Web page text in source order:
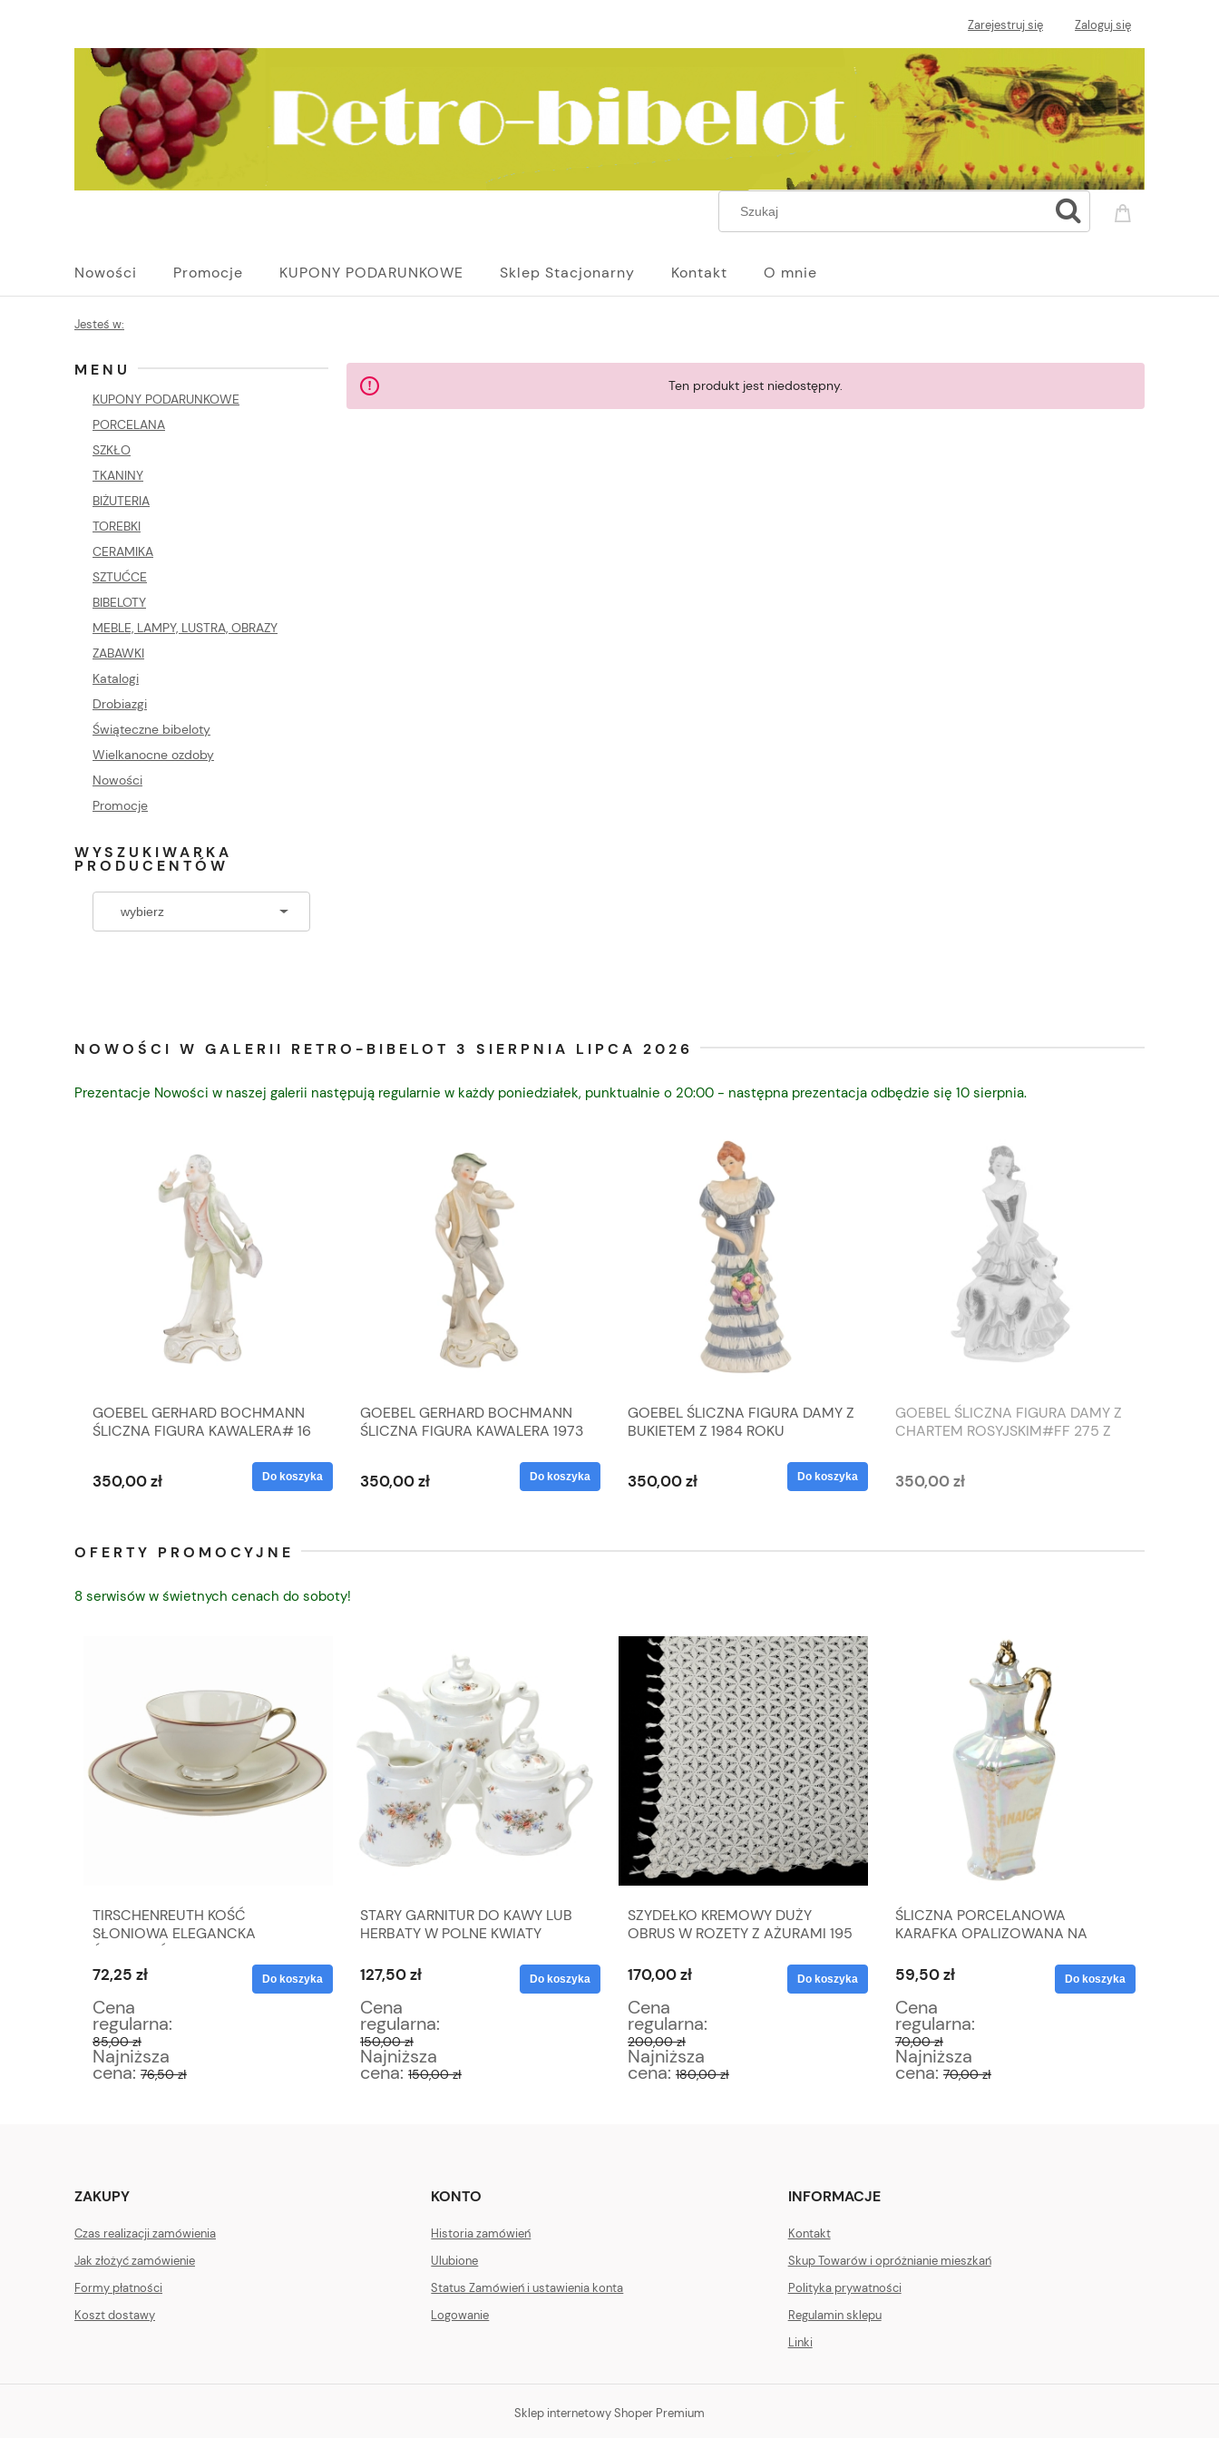
Zarejestruj się Zaloguj się
Nowości Promocje KUPONY PODARUNKOWE Sklep Stacjonarny Kontakt O mnie
Jesteś w:
MENU
KUPONY PODARUNKOWE
PORCELANA
SZKŁO
TKANINY
BIŻUTERIA
TOREBKI
CERAMIKA
SZTUĆCE
BIBELOTY
MEBLE, LAMPY, LUSTRA, OBRAZY
ZABAWKI
Katalogi
Drobiazgi
Świąteczne bibeloty
Wielkanocne ozdoby
Nowości
Promocje
WYSZUKIWARKA
PRODUCENTÓW
Ten produkt jest niedostępny.
NOWOŚCI W GALERII RETRO-BIBELOT 3 SIERPNIA LIPCA 2026
Prezentacje Nowości w naszej galerii następują regularnie w każdy poniedziałek, punktualnie o 20:00 - następna prezentacja odbędzie się 10 sierpnia.
GOEBEL GERHARD BOCHMANN
ŚLICZNA FIGURA KAWALERA# 16
350,00 zł Do koszyka
GOEBEL GERHARD BOCHMANN
ŚLICZNA FIGURA KAWALERA 1973
350,00 zł Do koszyka
GOEBEL ŚLICZNA FIGURA DAMY Z
BUKIETEM Z 1984 ROKU
350,00 zł Do koszyka
GOEBEL ŚLICZNA FIGURA DAMY Z
CHARTEM ROSYJSKIM#FF 275 Z
350,00 zł
OFERTY PROMOCYJNE
8 serwisów w świetnych cenach do soboty!
TIRSCHENREUTH KOŚĆ
SŁONIOWA ELEGANCKA
ŚNIADANIÓWKA
72,25 zł
Cena
regularna:
85,00 zł
Najniższa
cena: 76,50 zł
Do koszyka
STARY GARNITUR DO KAWY LUB
HERBATY W POLNE KWIATY
127,50 zł
Cena
regularna:
150,00 zł
Najniższa
cena: 150,00 zł
Do koszyka
SZYDEŁKO KREMOWY DUŻY
OBRUS W ROZETY Z AŻURAMI 195
170,00 zł
Cena
regularna:
200,00 zł
Najniższa
cena: 180,00 zł
Do koszyka
ŚLICZNA PORCELANOWA
KARAFKA OPALIZOWANA NA
59,50 zł
Cena
regularna:
70,00 zł
Najniższa
cena: 70,00 zł
Do koszyka
ZAKUPY
Czas realizacji zamówienia
Jak złożyć zamówienie
Formy płatności
Koszt dostawy
KONTO
Historia zamówień
Ulubione
Status Zamówień i ustawienia konta
Logowanie
INFORMACJE
Kontakt
Skup Towarów i opróżnianie mieszkań
Polityka prywatności
Regulamin sklepu
Linki
Sklep internetowy Shoper Premium